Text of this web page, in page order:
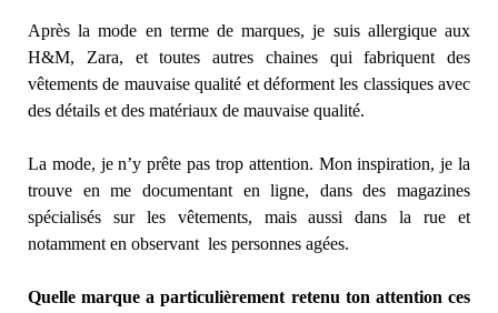
Après la mode en terme de marques, je suis allergique aux
H&M, Zara, et toutes autres chaines qui fabriquent des
vêtements de mauvaise qualité et déforment les classiques avec
des détails et des matériaux de mauvaise qualité.
La mode, je n’y prête pas trop attention. Mon inspiration, je la
trouve en me documentant en ligne, dans des magazines
spécialisés sur les vêtements, mais aussi dans la rue et
notamment en observant les personnes agées.
Quelle marque a particulièrement retenu ton attention ces